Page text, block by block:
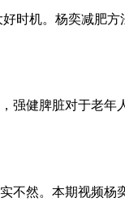
时机。杨奕减肥方
强健脾脏对于老年
不然。本期视频杨